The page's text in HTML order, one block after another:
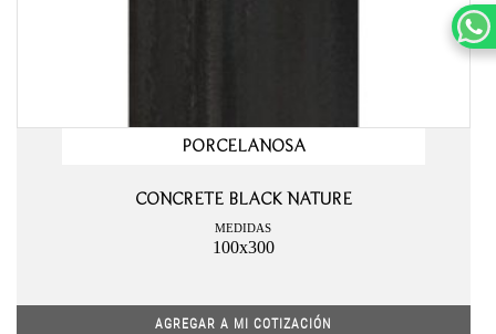
PORCELANOSA
CONCRETE BLACK NATURE
MEDIDAS
100x300
AGREGAR A MI COTIZACIÓN